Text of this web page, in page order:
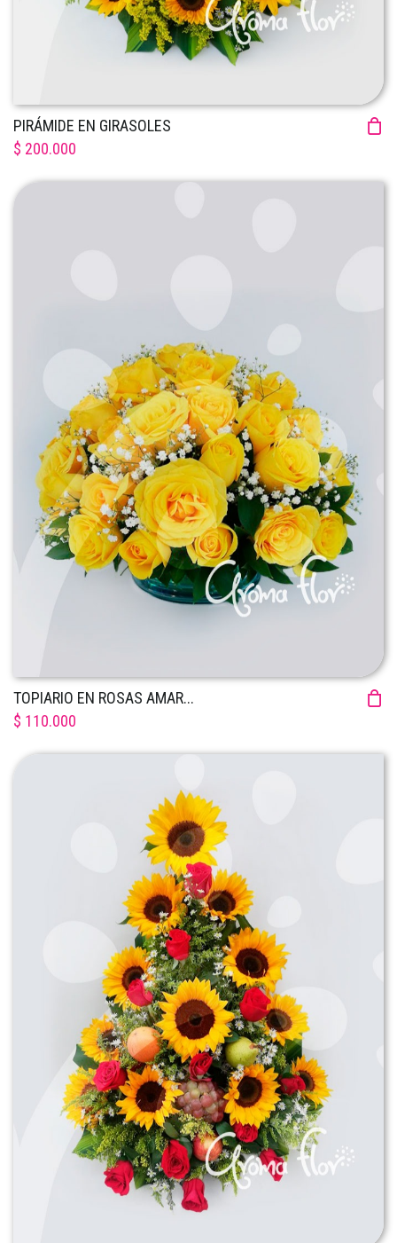
PIRÁMIDE EN GIRASOLES
$ 200.000
TOPIARIO EN ROSAS AMAR...
$ 110.000